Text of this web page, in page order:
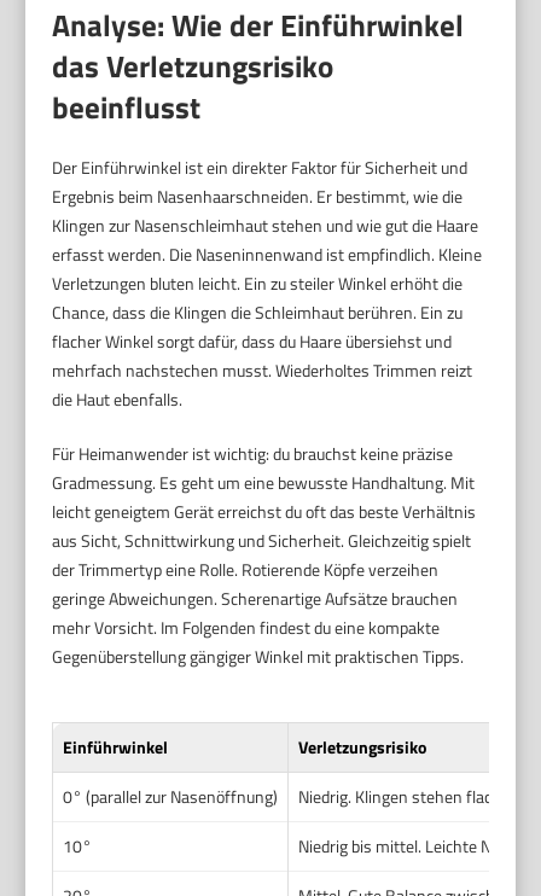
Analyse: Wie der Einführwinkel
das Verletzungsrisiko
beeinflusst
Der Einführwinkel ist ein direkter Faktor für Sicherheit und
Ergebnis beim Nasenhaarschneiden. Er bestimmt, wie die
Klingen zur Nasenschleimhaut stehen und wie gut die Haare
erfasst werden. Die Naseninnenwand ist empfindlich. Kleine
Verletzungen bluten leicht. Ein zu steiler Winkel erhöht die
Chance, dass die Klingen die Schleimhaut berühren. Ein zu
flacher Winkel sorgt dafür, dass du Haare übersiehst und
mehrfach nachstechen musst. Wiederholtes Trimmen reizt
die Haut ebenfalls.
Für Heimanwender ist wichtig: du brauchst keine präzise
Gradmessung. Es geht um eine bewusste Handhaltung. Mit
leicht geneigtem Gerät erreichst du oft das beste Verhältnis
aus Sicht, Schnittwirkung und Sicherheit. Gleichzeitig spielt
der Trimmertyp eine Rolle. Rotierende Köpfe verzeihen
geringe Abweichungen. Scherenartige Aufsätze brauchen
mehr Vorsicht. Im Folgenden findest du eine kompakte
Gegenüberstellung gängiger Winkel mit praktischen Tipps.
Einführwinkel
Verletzungsrisiko
0° (parallel zur Nasenöffnung)
Niedrig. Klingen stehen flach,
10°
Niedrig bis mittel. Leichte